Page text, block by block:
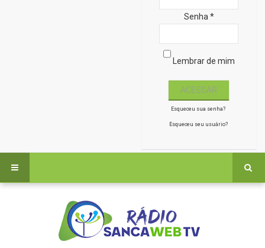
Senha *
Lembrar de mim
Esqueceu sua senha?
Esqueceu seu usuário?